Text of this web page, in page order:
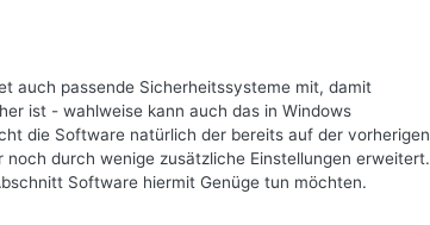
auch passende Sicherheitssysteme mit, damit
ist - wahlweise kann auch das in Windows
die Software natürlich der bereits auf der vorherigen
durch wenige zusätzliche Einstellungen erweitert.
Software hiermit Genüge tun möchten.